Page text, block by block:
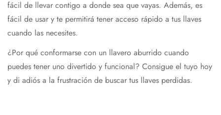
fácil de llevar contigo a donde sea que vayas. Además, es
fácil de usar y te permitirá tener acceso rápido a tus llaves
cuando las necesites.
¿Por qué conformarse con un llavero aburrido cuando
puedes tener uno divertido y funcional? Consigue el tuyo hoy
y di adiós a la frustración de buscar tus llaves perdidas.